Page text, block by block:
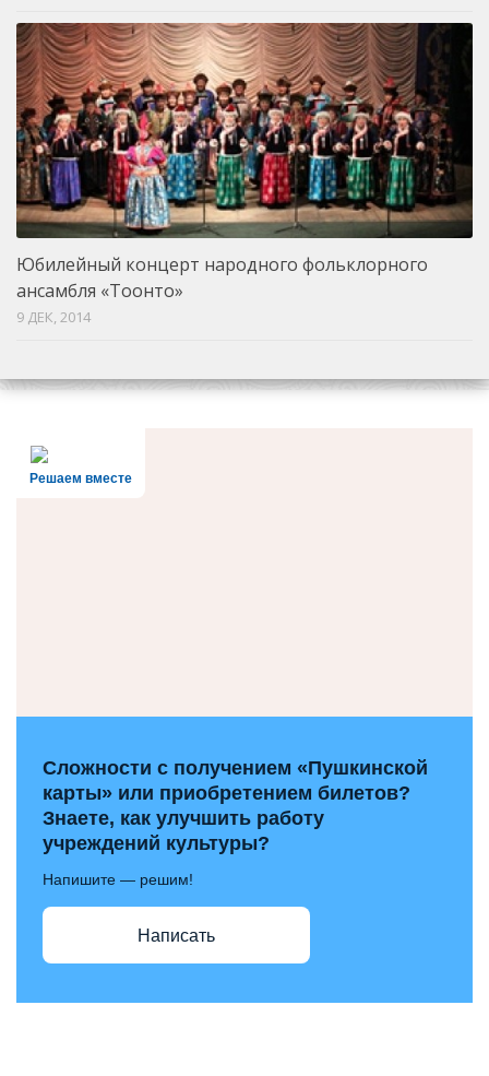
Юбилейный концерт народного фольклорного
ансамбля «Тоонто»
9 ДЕК, 2014
Решаем вместе
Сложности с получением «Пушкинской
карты» или приобретением билетов?
Знаете, как улучшить работу
учреждений культуры?
Напишите — решим!
Написать